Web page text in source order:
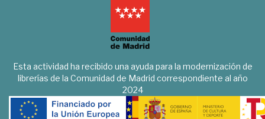
Esta actividad ha recibido una ayuda para la modernización de
librerías de la Comunidad de Madrid correspondiente al año
2024